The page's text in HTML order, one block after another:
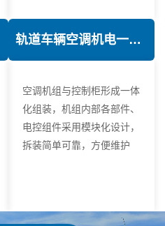
轨道车辆空调机电一体化技术
空调机组与控制柜形成一体
化组装，机组内部各部件、
电控组件采用模块化设计，
拆装简单可靠，方便维护